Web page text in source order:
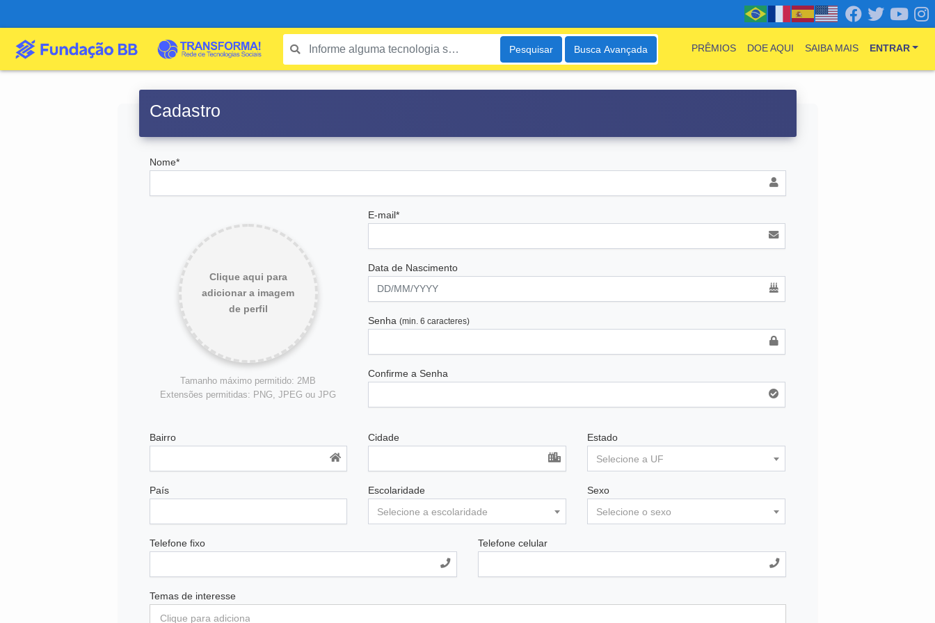
Pesquisar Busca Avançada PRÊMIOS DOE AQUI SAIBA MAIS ENTRAR
Cadastro
Nome*
Clique aqui para
adicionar a imagem
de perfil
Tamanho máximo permitido: 2MB
Extensões permitidas: PNG, JPEG ou JPG
E-mail*
Data de Nascimento
Senha(min. 6 caracteres)
Confirme a Senha
Bairro Cidade
Estado
Selecione a UF
País
Escolaridade
Selecione a escolaridade
Sexo
Selecione o sexo
Telefone fixo Telefone celular
Temas de interesse